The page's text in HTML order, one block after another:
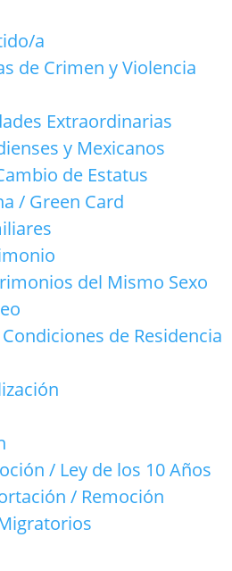
a
de Crimen y Violencia
Extraordinarias
y Mexicanos
de Estatus
/ Green Card
del Mismo Sexo
de Residencia
/ Ley de los 10 Años
/ Remoción